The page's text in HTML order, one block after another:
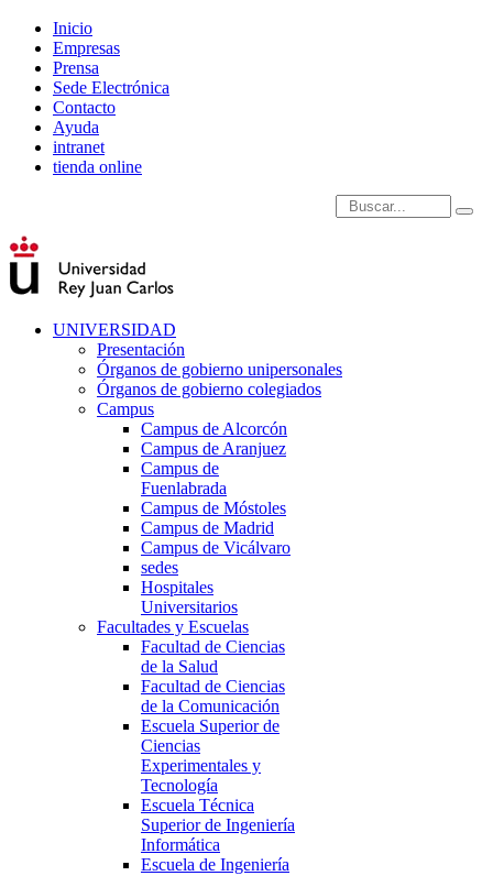
Inicio
Empresas
Prensa
Sede Electrónica
Contacto
Ayuda
intranet
tienda online
Introduce términos de
UNIVERSIDAD
Presentación
Órganos de gobierno unipersonales
Órganos de gobierno colegiados
Campus
Campus de Alcorcón
Campus de Aranjuez
Campus de
Fuenlabrada
Campus de Móstoles
Campus de Madrid
Campus de Vicálvaro
sedes
Hospitales
Universitarios
Facultades y Escuelas
Facultad de Ciencias
de la Salud
Facultad de Ciencias
de la Comunicación
Escuela Superior de
Ciencias
Experimentales y
Tecnología
Escuela Técnica
Superior de Ingeniería
Informática
Escuela de Ingeniería